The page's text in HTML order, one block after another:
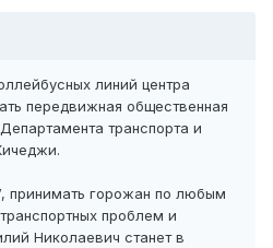
линий центра
передвижная общественная
транспорта и
принимать горожан по любым
проблем и
Николаевич станет в